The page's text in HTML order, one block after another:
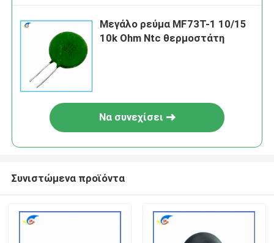
Μεγάλο ρεύμα MF73T-1 10/15
10k Ohm Ntc θερμοστάτη
Να συνεχίσει
Συνιστώμενα προϊόντα